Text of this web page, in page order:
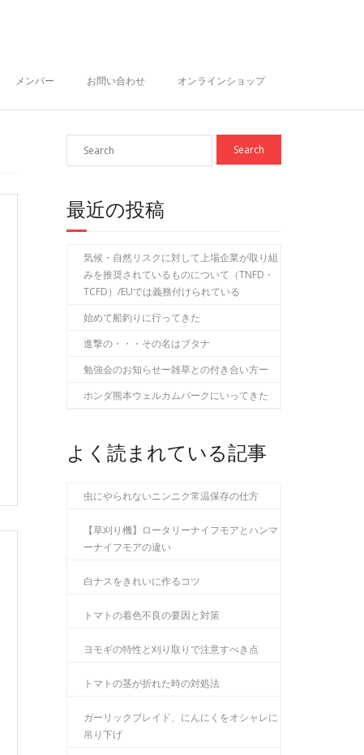
メンバー お問い合わせ オンラインショップ
最近の投稿
気候・自然リスクに対して上場企業が取り組
みを推奨されているものについて（TNFD・
TCFD）/EUでは義務付けられている
始めて船釣りに行ってきた
進撃の・・・その名はブタナ
勉強会のお知らせー雑草との付き合い方ー
ホンダ熊本ウェルカムパークにいってきた
よく読まれている記事
虫にやられないニンニク常温保存の仕方
【草刈り機】ロータリーナイフモアとハンマ
ーナイフモアの違い
白ナスをきれいに作るコツ
トマトの着色不良の要因と対策
ヨモギの特性と刈り取りで注意すべき点
トマトの茎が折れた時の対処法
ガーリックブレイド、にんにくをオシャレに
吊り下げ